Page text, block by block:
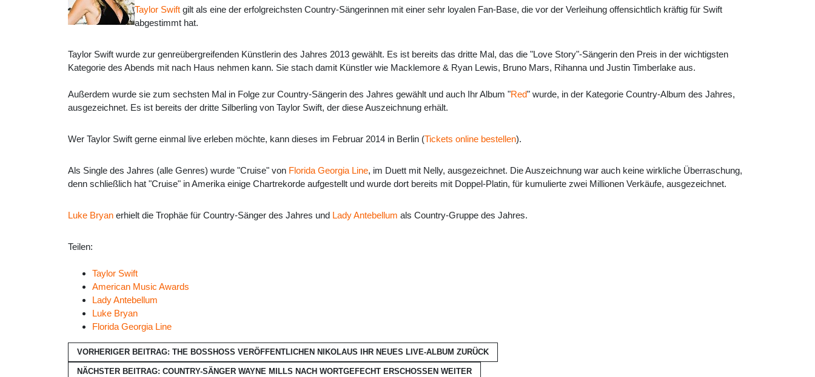
Taylor Swift gilt als eine der erfolgreichsten Country-Sängerinnen mit einer sehr loyalen Fan-Base, die vor der Verleihung offensichtlich kräftig für Swift
abgestimmt hat.
Taylor Swift wurde zur genreübergreifenden Künstlerin des Jahres 2013 gewählt. Es ist bereits das dritte Mal, das die "Love Story"-Sängerin den Preis in der wichtigsten
Kategorie des Abends mit nach Haus nehmen kann. Sie stach damit Künstler wie Macklemore & Ryan Lewis, Bruno Mars, Rihanna und Justin Timberlake aus.
Außerdem wurde sie zum sechsten Mal in Folge zur Country-Sängerin des Jahres gewählt und auch Ihr Album "Red" wurde, in der Kategorie Country-Album des Jahres,
ausgezeichnet. Es ist bereits der dritte Silberling von Taylor Swift, der diese Auszeichnung erhält.
Wer Taylor Swift gerne einmal live erleben möchte, kann dieses im Februar 2014 in Berlin (Tickets online bestellen).
Als Single des Jahres (alle Genres) wurde "Cruise" von Florida Georgia Line, im Duett mit Nelly, ausgezeichnet. Die Auszeichnung war auch keine wirkliche Überraschung,
denn schließlich hat "Cruise" in Amerika einige Chartrekorde aufgestellt und wurde dort bereits mit Doppel-Platin, für kumulierte zwei Millionen Verkäufe, ausgezeichnet.
Luke Bryan erhielt die Trophäe für Country-Sänger des Jahres und Lady Antebellum als Country-Gruppe des Jahres.
Teilen:
Taylor Swift
American Music Awards
Lady Antebellum
Luke Bryan
Florida Georgia Line
VORHERIGER BEITRAG: THE BOSSHOSS VERÖFFENTLICHEN NIKOLAUS IHR NEUES LIVE-ALBUM ZURÜCK
NÄCHSTER BEITRAG: COUNTRY-SÄNGER WAYNE MILLS NACH WORTGEFECHT ERSCHOSSEN WEITER